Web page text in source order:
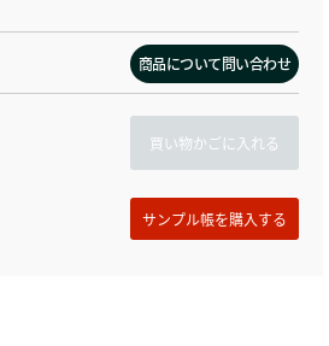
商品について問い合わせ
買い物かごに入れる